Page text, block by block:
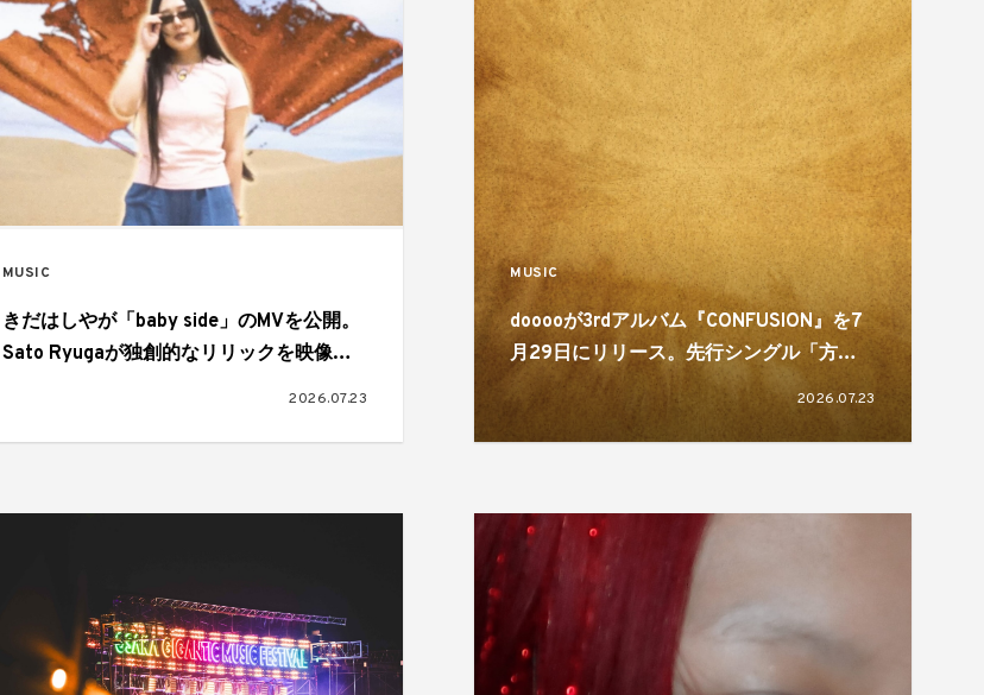
MUSIC
きだはしやが「baby side」のMVを公開。
Sato Ryugaが独創的なリリックを映像で
2026.07.23
MUSIC
dooooが3rdアルバム『CONFUSION』を7
月29日にリリース。先行シングル「方舟
（feat. Babi）」を配信
2026.07.23